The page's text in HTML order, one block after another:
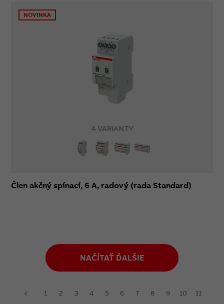
4 VARIANTY
NOVINKA
Člen akčný spínací, 6 A, radový (rada Standard)
NAČÍTAŤ ĎALŠIE
1 2 3 4 5 6 7 8 9 10
11